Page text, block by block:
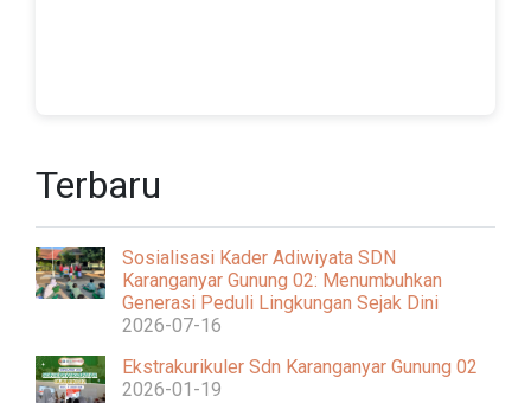
Terbaru
Sosialisasi Kader Adiwiyata SDN
Karanganyar Gunung 02: Menumbuhkan
Generasi Peduli Lingkungan Sejak Dini
2026-07-16
Ekstrakurikuler Sdn Karanganyar Gunung 02
2026-01-19